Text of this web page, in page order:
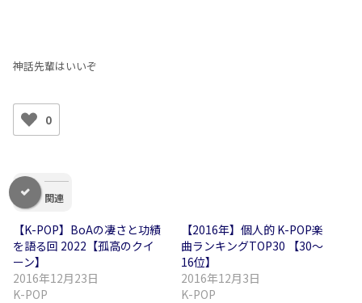
神話先輩はいいぞ
0
関連
【K-POP】BoAの凄さと功績
を語る回 2022【孤高のクイ
ーン】
2016年12月23日
K-POP
【2016年】個人的 K-POP楽
曲ランキングTOP30 【30～
16位】
2016年12月3日
K-POP